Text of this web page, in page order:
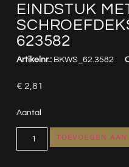
EINDSTUK
623582
Artikelnr.: BKWS_62.3582
€ 2,81
Aantal
TOEVOEGEN